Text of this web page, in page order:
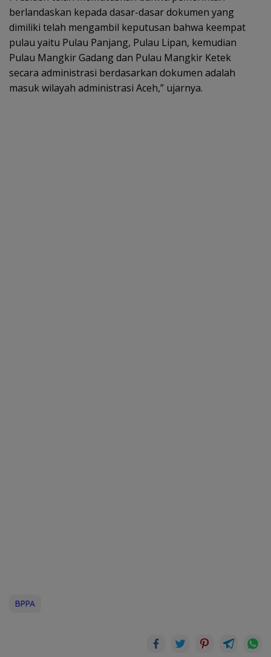
berlandaskan kepada dasar-dasar dokumen yang
dimiliki telah mengambil keputusan bahwa keempat
pulau yaitu Pulau Panjang, Pulau Lipan, kemudian
Pulau Mangkir Gadang dan Pulau Mangkir Ketek
secara administrasi berdasarkan dokumen adalah
masuk wilayah administrasi Aceh,” ujarnya.
BPPA